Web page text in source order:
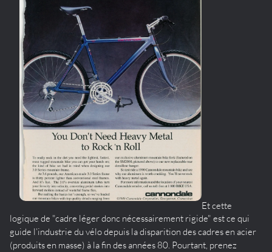
Et cette
logique de "cadre léger donc nécessairement rigide" est ce qui
guide l’industrie du vélo depuis la disparition des cadres en acier
(produits en masse) à la fin des années 80. Pourtant, prenez